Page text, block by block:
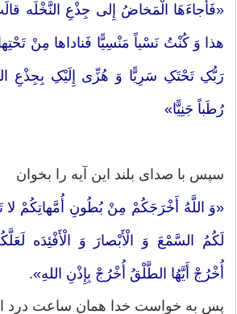
«فَأَجاءَهَا الْمَخاضُ إِلى‏ جِذْعِ النَّخْلَه
هذا وَ کُنْتُ نَسْیاً مَنْسِیًّا فَناداها مِنْ
رَبُّکِ تَحْتَکِ سَرِیًّا وَ هُزِّی إِلَیْکِ بِجِذْعِ
رُطَباً جَنِیًّا»
سپس با صدای بلند این آیه را بخوان
«وَ اللَّهُ أَخْرَجَکُمْ مِنْ بُطُونِ أُمَّهاتِکُمْ لا
لَکُمُ السَّمْعَ وَ الْأَبْصارَ وَ الْأَفْئِدَه
أُخْرُجْ أَيَّهُا الطَّلْقُ أُخْرُجْ بِإِذْنِ اللهِ».‏
پس به خواست خدا همان ساعت درد